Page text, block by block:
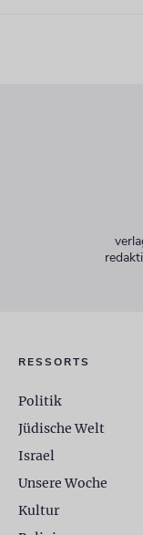
RESSORTS
Politik
Jüdische Welt
Israel
Unsere Woche
Kultur